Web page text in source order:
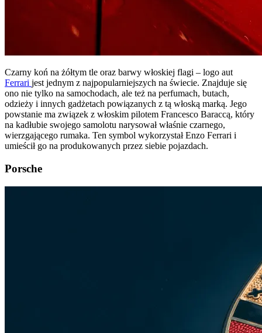
Czarny koń na żółtym tle oraz barwy włoskiej flagi – logo aut
Ferrari jest jednym z najpopularniejszych na świecie. Znajduje się
ono nie tylko na samochodach, ale też na perfumach, butach,
odzieży i innych gadżetach powiązanych z tą włoską marką. Jego
powstanie ma związek z włoskim pilotem Francesco Baraccą, który
na kadłubie swojego samolotu narysował właśnie czarnego,
wierzgającego rumaka. Ten symbol wykorzystał Enzo Ferrari i
umieścił go na produkowanych przez siebie pojazdach.
Porsche